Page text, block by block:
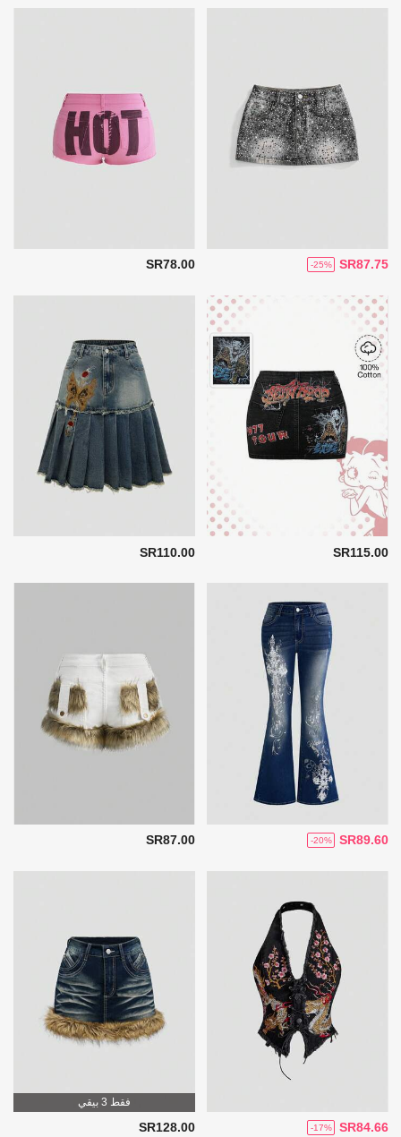
SR87.75
-25%
SR78.00
SR115.00
SR110.00
SR89.60
-20%
SR87.00
SR84.66
-17%
فقط 3 بيقي
SR128.00